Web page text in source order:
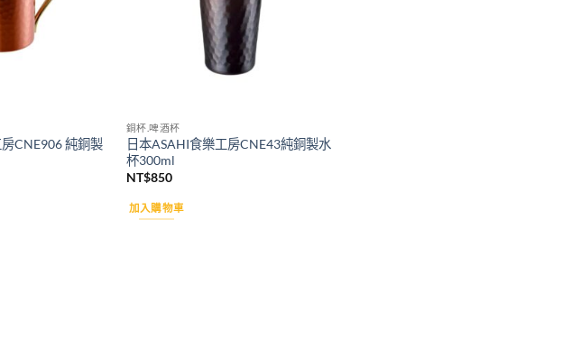
CNE906 純銅製
銅杯.啤酒杯
日本ASAHI食樂工房CNE43純銅製水
杯300ml
NT$850
加入購物車